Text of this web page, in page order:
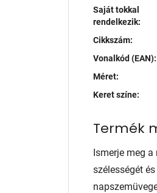
Saját tokkal
rendelkezik:
Cikkszám:
Vonalkód (EAN):
Méret:
Keret színe:
Termék
Ismerje meg
szélességét